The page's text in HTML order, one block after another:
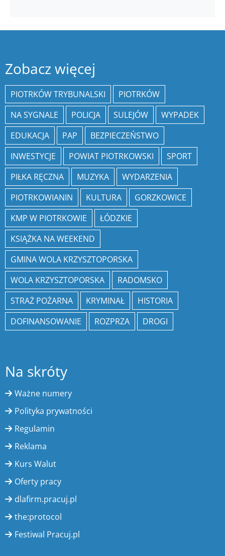
Zobacz więcej
PIOTRKÓW TRYBUNALSKI
PIOTRKÓW
NA SYGNALE
POLICJA SULEJÓW
WYPADEK
EDUKACJA
PAP
BEZPIECZEŃSTWO
INWESTYCJE
POWIAT PIOTRKOWSKI
SPORT
PIŁKA RĘCZNA
MUZYKA
WYDARZENIA
PIOTRKOWIANIN
KULTURA
GORZKOWICE
KMP W PIOTRKOWIE
ŁÓDZKIE
KSIĄŻKA NA WEEKEND
GMINA WOLA KRZYSZTOPORSKA
WOLA KRZYSZTOPORSKA
RADOMSKO
STRAŻ POŻARNA
KRYMINAŁ
HISTORIA
DOFINANSOWANIE
ROZPRZA DROGI
Na skróty
Ważne numery
Polityka prywatności
Regulamin
Reklama
Kurs Walut
Oferty pracy
dlafirm.pracuj.pl
the:protocol
Festiwal Pracuj.pl